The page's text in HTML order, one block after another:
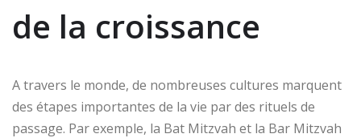
de la croissance
A travers le monde, de nombreuses cultures marquent
des étapes importantes de la vie par des rituels de
passage. Par exemple, la Bat Mitzvah et la Bar Mitzvah